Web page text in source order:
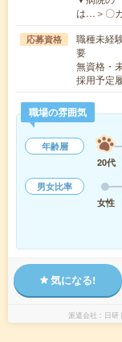
は…＞〇
応募資格
職種未経
要
無資格・
採用予定
職場の雰囲気
年齢層
20代
男女比率
女性
気になる!
派遣会社 日研